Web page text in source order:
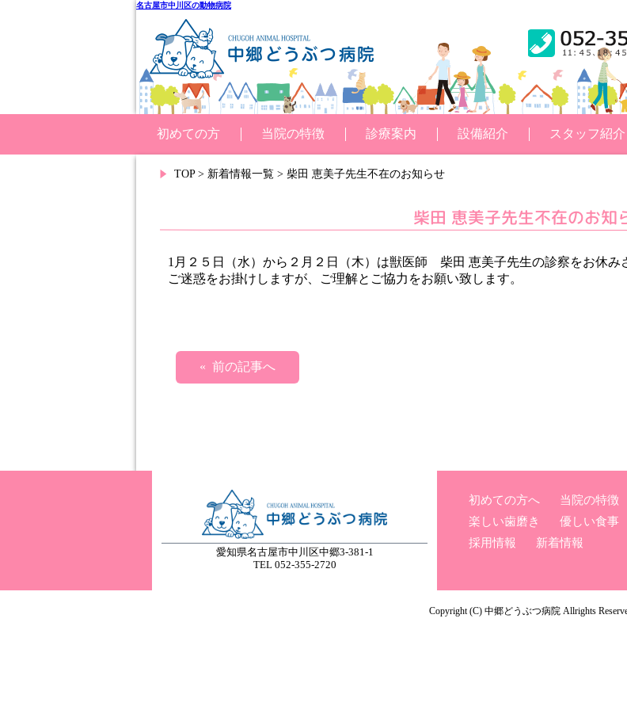
名古屋市中川区の動物病院
初めての方 当院の特徴 診療案内 設備紹介 スタッフ紹介
TOP> 新着情報一覧 > 柴田 恵美子先生不在のお知らせ
柴田 恵美子先生不在のお知
1月２５日（水）から２月２日（木）は獣医師 柴田 恵美子先生の診察をお休み
ご迷惑をお掛けしますが、ご理解とご協力をお願い致します。
« 前の記事へ
愛知県名古屋市中川区中郷3-381-1
TEL 052-355-2720
初めての方へ 当院の特徴
楽しい歯磨き
優しい食事
採用情報
新着情報
Copyright (C) 中郷どうぶつ病院 Allrights